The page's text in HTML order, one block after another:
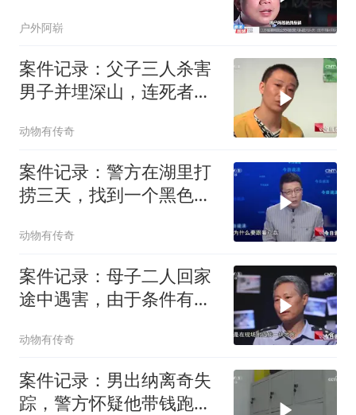
户外阿崭
案件记录：父子三人杀害
男子并埋深山，连死者是
动物有传奇
案件记录：警方在湖里打
捞三天，找到一个黑色行
动物有传奇
案件记录：母子二人回家
途中遇害，由于条件有
动物有传奇
案件记录：男出纳离奇失
踪，警方怀疑他带钱跑